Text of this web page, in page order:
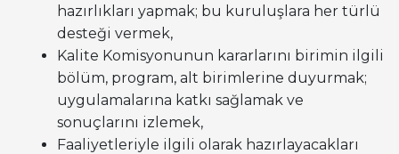
hazırlıkları yapmak; bu kuruluşlara her türlü
desteği vermek,
Kalite Komisyonunun kararlarını birimin ilgili
bölüm, program, alt birimlerine duyurmak;
uygulamalarına katkı sağlamak ve
sonuçlarını izlemek,
Faaliyetleriyle ilgili olarak hazırlayacakları